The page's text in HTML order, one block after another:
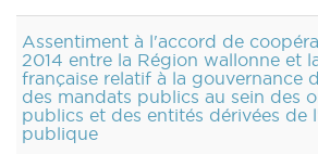
Assentiment à l'accord de
2014 entre la Région wallonne et
française relatif à la gouvernance
des mandats publics au sein des
publics et des entités dérivées de
publique